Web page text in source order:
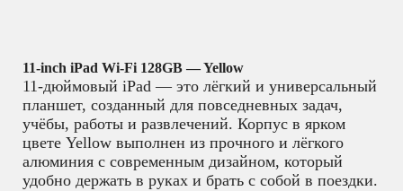
11-inch iPad Wi-Fi 128GB — Yellow
11-дюймовый iPad — это лёгкий и универсальный
планшет, созданный для повседневных задач,
учёбы, работы и развлечений. Корпус в ярком
цвете Yellow выполнен из прочного и лёгкого
алюминия с современным дизайном, который
удобно держать в руках и брать с собой в поездки.